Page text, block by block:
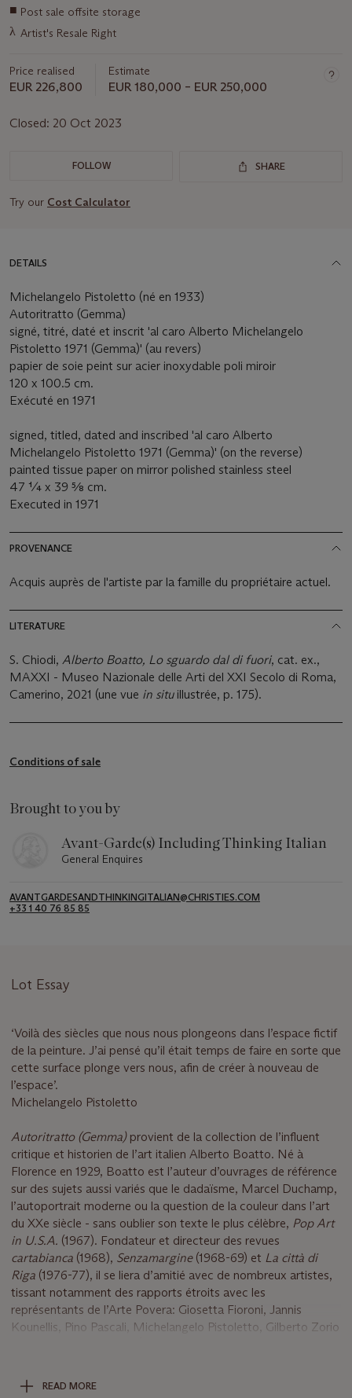
Important
about
lot
■ Post sale offsite storage
λ Artist's Resale Right
Price realised
EUR 226,800
Estimate
EUR 180,000 – EUR 250,000
Closed: 20 Oct 2023
FOLLOW SHARE
Try our Cost Calculator
DETAILS
Michelangelo Pistoletto (né en 1933)
Autoritratto (Gemma)
signé, titré, daté et inscrit 'al caro Alberto Michelangelo
Pistoletto 1971 (Gemma)' (au revers)
papier de soie peint sur acier inoxydable poli miroir
120 x 100.5 cm.
Exécuté en 1971
signed, titled, dated and inscribed 'al caro Alberto
Michelangelo Pistoletto 1971 (Gemma)' (on the reverse)
painted tissue paper on mirror polished stainless steel
47 ¼ x 39 5⁄8 cm.
Executed in 1971
PROVENANCE
Acquis auprès de l'artiste par la famille du propriétaire actuel.
LITERATURE
S. Chiodi, Alberto Boatto, Lo sguardo dal di fuori, cat. ex.,
MAXXI - Museo Nazionale delle Arti del XXI Secolo di Roma,
Camerino, 2021 (une vue in situillustrée, p. 175).
Conditions of sale
Brought to you by
Avant-Garde(s) Including Thinking Italian
General Enquires
AVANTGARDESANDTHINKINGITALIAN@CHRISTIES.COM
+33 1 40 76 85 85
Lot Essay
‘Voilà des siècles que nous nous plongeons dans l’espace fictif
de la peinture. J’ai pensé qu’il était temps de faire en sorte que
cette surface plonge vers nous, afin de créer à nouveau de
l’espace’.
Michelangelo Pistoletto
Autoritratto (Gemma)provient de la collection de l’influent
critique et historien de l’art italien Alberto Boatto. Né à
Florence en 1929, Boatto est l’auteur d’ouvrages de référence
sur des sujets aussi variés que le dadaïsme, Marcel Duchamp,
l’autoportrait moderne ou la question de la couleur dans l’art
du XXe siècle - sans oublier son texte le plus célèbre, Pop Art
in U.S.A. (1967). Fondateur et directeur des revues
cartabianca (1968), Senzamargine(1968-69) et La città di
Riga (1976-77), il se liera d’amitié avec de nombreux artistes,
tissant notamment des rapports étroits avec les
représentants de l’Arte Povera: Giosetta Fioroni, Jannis
Kounellis, Pino Pascali, Michelangelo Pistoletto, Gilberto Zorio
Oldenburg, figures de proue du Pop Art, lui ouvriront à leur
READ MORE